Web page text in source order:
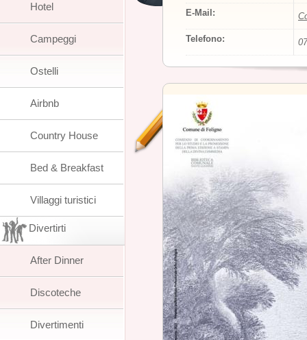
E-Mail:
Telefono:
Hotel
Campeggi
Ostelli
Airbnb
Country House
Bed & Breakfast
Villaggi turistici
Divertirti
After Dinner
Discoteche
Divertimenti